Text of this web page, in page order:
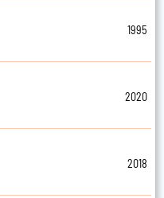
1995
2020
2018